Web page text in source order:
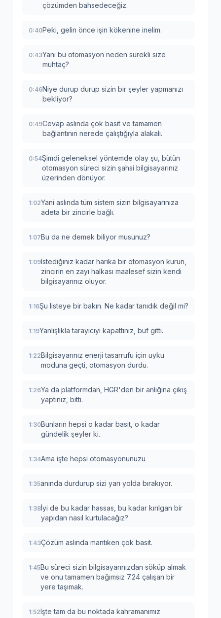
çözümden bahsedeceğiz.
0:40Peki, gelin önce işin kökenine inelim.
0:43Yani bu otomasyon neden sürekli size
muhtaç?
0:46Niye durup durup sizin bir şeyler yapmanızı
bekliyor?
0:49Cevap aslında çok basit ve tamamen
bağlantının nerede çalıştığıyla alakalı.
0:54Şimdi geleneksel yöntemde olay şu, bütün
otomasyon süreci sizin şahsi bilgisayarınız
üzerinden dönüyor.
1:02Yani aslında tüm sistem sizin bilgisayarınıza
adeta bir zincirle bağlı.
1:07Bu da ne demek biliyor musunuz?
1:09İstediğiniz kadar harika bir otomasyon kurun,
zincirin en zayı halkası maalesef sizin kendi
bilgisayarınız oluyor.
1:16Şu listeye bir bakın. Ne kadar tanıdık değil mi?
1:19Yanlışlıkla tarayıcıyı kapattınız, buf gitti.
1:22Bilgisayarınız enerji tasarrufu için uyku
moduna geçti, otomasyon durdu.
1:26Ya da platformdan, HGR'den bir anlığına çıkış
yaptınız, bitti.
1:30Bunların hepsi o kadar basit, o kadar
gündelik şeyler ki.
1:34Ama işte hepsi otomasyonunuzu
1:35anında durdurup sizi yarı yolda bırakıyor.
1:38İyi de bu kadar hassas, bu kadar kırılgan bir
yapıdan nasıl kurtulacağız?
1:43Çözüm aslında mantıken çok basit.
1:45Bu süreci sizin bilgisayarınızdan söküp almak
ve onu tamamen bağımsız 7.24 çalışan bir
yere taşımak.
1:52İşte tam da bu noktada kahramanımız